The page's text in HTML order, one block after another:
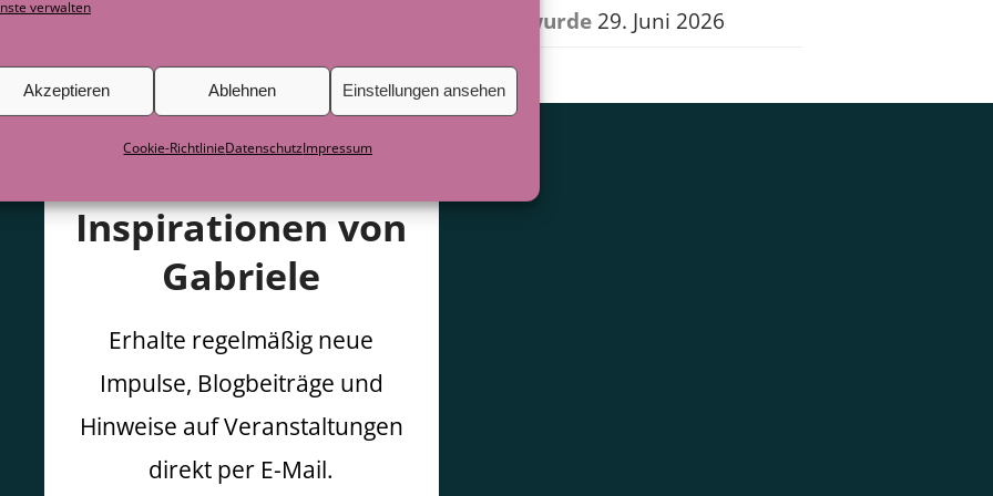
verwalten
Akzeptieren Ablehnen Einstellungen ansehen
Cookie-RichtlinieDatenschutzImpressum
wurde 29. Juni 2026
Inspirationen von
Gabriele
Erhalte regelmäßig neue
Impulse, Blogbeiträge und
Hinweise auf Veranstaltungen
direkt per E-Mail.